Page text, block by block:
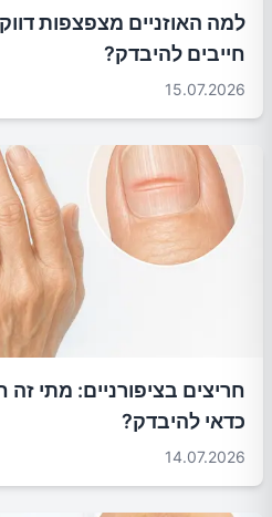
למה האוזניים מצפצפות
חייבים להיבדק?
15.07.2026
חריצים בציפורניים: מתי
כדאי להיבדק?
14.07.2026